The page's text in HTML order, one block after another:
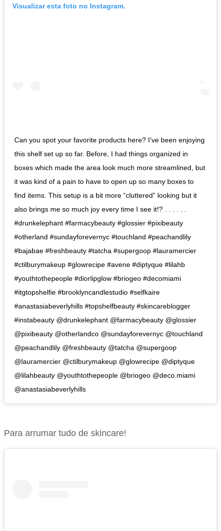
Visualizar esta foto no Instagram.
Can you spot your favorite products here? I’ve been enjoying
this shelf set up so far. Before, I had things organized in
boxes which made the area look much more streamlined, but
it was kind of a pain to have to open up so many boxes to
find items. This setup is a bit more “cluttered” looking but it
also brings me so much joy every time I see it!? . . . . . .
#drunkelephant #farmacybeauty #glossier #pixibeauty
#otherland #sundayforevernyc #touchland #peachandlily
#bajabae #freshbeauty #tatcha #supergoop #lauramercier
#ctilburymakeup #glowrecipe #avene #diptyque #lilahb
#youthtothepeople #diorlipglow #briogeo #decomiami
#itgtopshelfie #brooklyncandlestudio #selfkaire
#anastasiabeverlyhills #topshelfbeauty #skincareblogger
#instabeauty @drunkelephant @farmacybeauty @glossier
@pixibeauty @otherlandco @sundayforevernyc @touchland
@peachandlily @freshbeauty @tatcha @supergoop
@lauramercier @ctilburymakeup @glowrecipe @diptyque
@lilahbeauty @youthtothepeople @briogeo @deco.miami
@anastasiabeverlyhills
Para arrumar tudo de skincare!